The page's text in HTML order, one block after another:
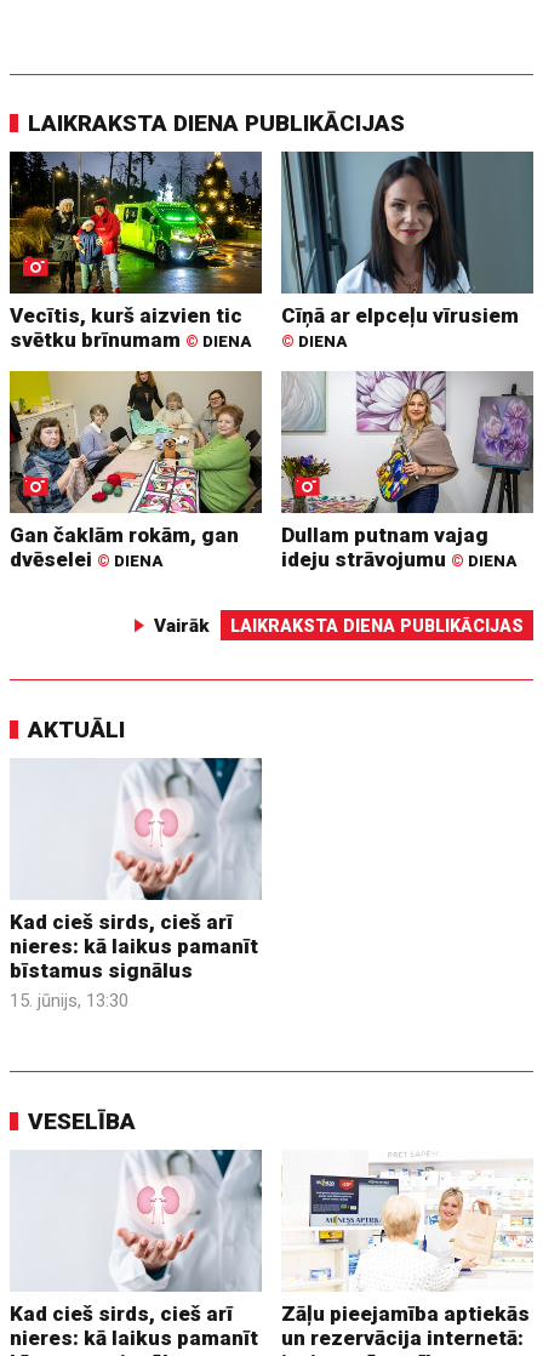
LAIKRAKSTA DIENA PUBLIKĀCIJAS
Vecītis, kurš aizvien tic
svētku brīnumam © DIENA
Cīņā ar elpceļu vīrusiem
© DIENA
Gan čaklām rokām, gan
dvēselei © DIENA
Dullam putnam vajag
ideju strāvojumu © DIENA
Vairāk LAIKRAKSTA DIENA PUBLIKĀCIJAS
AKTUĀLI
Kad cieš sirds, cieš arī
nieres: kā laikus pamanīt
bīstamus signālus
15. jūnijs, 13:30
VESELĪBA
Kad cieš sirds, cieš arī
nieres: kā laikus pamanīt
Zāļu pieejamība aptiekās
un rezervācija internetā: